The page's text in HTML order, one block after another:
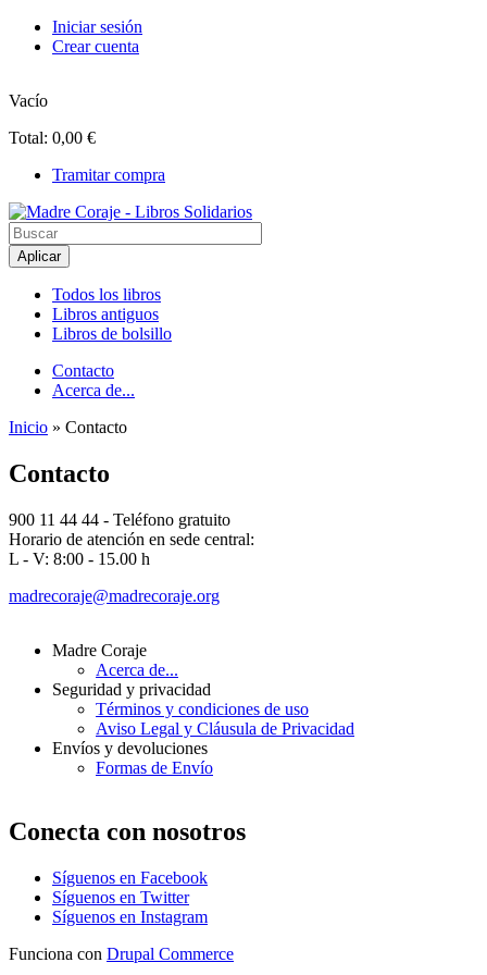
Pasar al contenido principal
Iniciar sesión
Crear cuenta
Vacío
Total: 0,00 €
Tramitar compra
Madre Coraje - Libros Solidarios
Menú principal
Todos los libros
Libros antiguos
Libros de bolsillo
Menú secundario
Contacto
Acerca de...
Inicio » Contacto
Contacto
900 11 44 44 - Teléfono gratuito
Horario de atención en sede central:
L - V: 8:00 - 15.00 h
madrecoraje@madrecoraje.org
Madre Coraje
Acerca de...
Seguridad y privacidad
Términos y condiciones de uso
Aviso Legal y Cláusula de Privacidad
Envíos y devoluciones
Formas de Envío
Conecta con nosotros
Síguenos en Facebook
Síguenos en Twitter
Síguenos en Instagram
Funciona con Drupal Commerce